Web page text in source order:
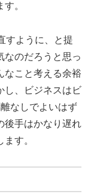
。
すように、と提
なのだろうと思っ
なこと考える余裕
し、ビジネスはビ
なしでよいはず
後手はかなり遅れ
す。